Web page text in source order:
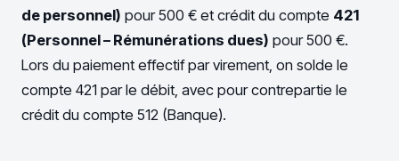
de personnel) pour 500 € et crédit du compte 421
(Personnel – Rémunérations dues) pour 500 €.
Lors du paiement effectif par virement, on solde le
compte 421 par le débit, avec pour contrepartie le
crédit du compte 512 (Banque).